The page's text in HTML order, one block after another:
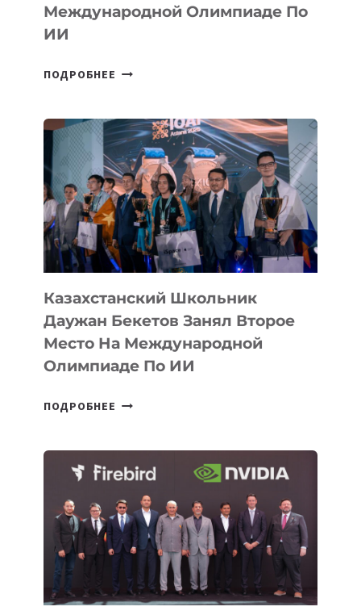
Международной Олимпиаде По
ИИ
ПОДРОБНЕЕ СБОРНАЯ
В
ИСТОРИИ
ЗАВОЕВАЛА
МЕДАЛЬ
НА
МЕЖДУНАРОДНОЙ
ОЛИМПИАДЕ
ПО
ИИ
Казахстанский Школьник
Даужан Бекетов Занял Второе
Место На Международной
Олимпиаде По ИИ
ПОДРОБНЕЕ КАЗАХСТАНСКИЙ
ЗАНЯЛ
ВТОРОЕ
МЕСТО
НА
МЕЖДУНАРОДНОЙ
ОЛИМПИАДЕ
ПО